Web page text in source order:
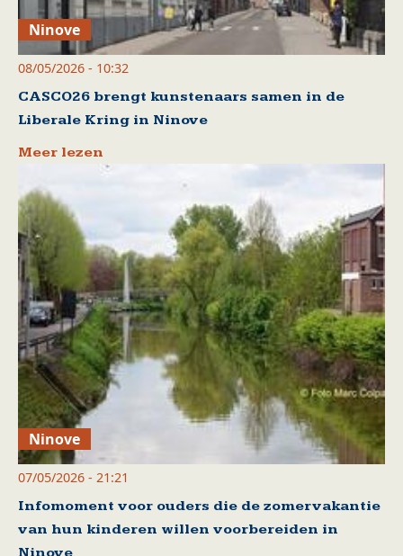
Ninove
08/05/2026 - 10:32
CASCO26 brengt kunstenaars samen in de
Liberale Kring in Ninove
Meer lezen
Ninove
07/05/2026 - 21:21
Infomoment voor ouders die de zomervakantie
van hun kinderen willen voorbereiden in
Ninove